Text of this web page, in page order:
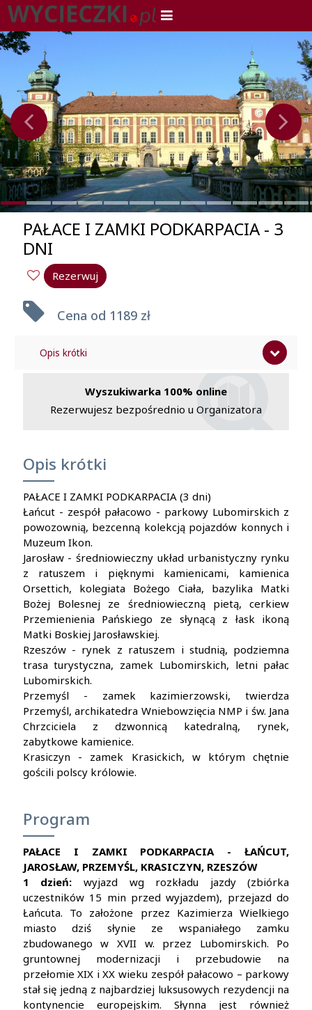
PAŁACE I ZAMKI PODKARPACIA - 3
DNI
Rezerwuj
Cena od 1189 zł
Opis krótki
Wyszukiwarka 100% online
Rezerwujesz bezpośrednio u Organizatora
Opis krótki
PAŁACE I ZAMKI PODKARPACIA (3 dni)
Łańcut - zespół pałacowo - parkowy Lubomirskich z
powozownią, bezcenną kolekcją pojazdów konnych i
Muzeum Ikon.
Jarosław - średniowieczny układ urbanistyczny rynku
z ratuszem i pięknymi kamienicami, kamienica
Orsettich, kolegiata Bożego Ciała, bazylika Matki
Bożej Bolesnej ze średniowieczną pietą, cerkiew
Przemienienia Pańskiego ze słynącą z łask ikoną
Matki Boskiej Jarosławskiej.
Rzeszów - rynek z ratuszem i studnią, podziemna
trasa turystyczna, zamek Lubomirskich, letni pałac
Lubomirskich.
Przemyśl - zamek kazimierzowski, twierdza
Przemyśl, archikatedra Wniebowzięcia NMP i św. Jana
Chrzciciela z dzwonnicą katedralną, rynek,
zabytkowe kamienice.
Krasiczyn - zamek Krasickich, w którym chętnie
gościli polscy królowie.
Program
PAŁACE I ZAMKI PODKARPACIA - ŁAŃCUT,
JAROSŁAW, PRZEMYŚL, KRASICZYN, RZESZÓW
1 dzień: wyjazd wg rozkładu jazdy (zbiórka
uczestników 15 min przed wyjazdem), przejazd do
Łańcuta. To założone przez Kazimierza Wielkiego
miasto dziś słynie ze wspaniałego zamku
zbudowanego w XVII w. przez Lubomirskich. Po
gruntownej modernizacji i przebudowie na
przełomie XIX i XX wieku zespół pałacowo – parkowy
stał się jedną z najbardziej luksusowych rezydencji na
kontynencie europejskim. Słynna jest również